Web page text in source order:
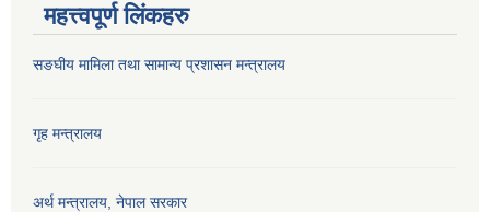
महत्त्वपूर्ण लिंकहरु
सङघीय मामिला तथा सामान्य प्रशासन मन्‍त्रालय
गृह मन्त्रालय
अर्थ मन्त्रालय, नेपाल सरकार